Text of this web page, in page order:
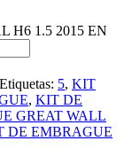
H6 1.5 2015 EN
Etiquetas: 5, KIT
, KIT DE
GREAT WALL
DE EMBRAGUE